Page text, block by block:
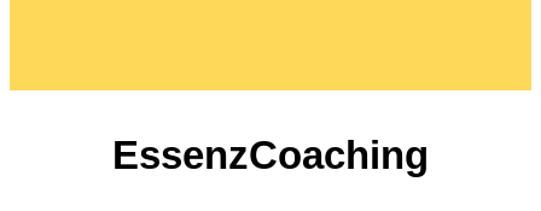
EssenzCoaching